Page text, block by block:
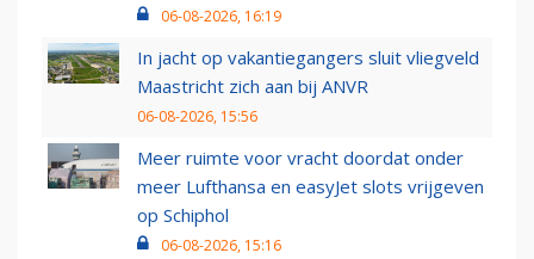
06-08-2026, 16:19
In jacht op vakantiegangers sluit vliegveld
Maastricht zich aan bij ANVR
06-08-2026, 15:56
Meer ruimte voor vracht doordat onder
meer Lufthansa en easyJet slots vrijgeven
op Schiphol
06-08-2026, 15:16